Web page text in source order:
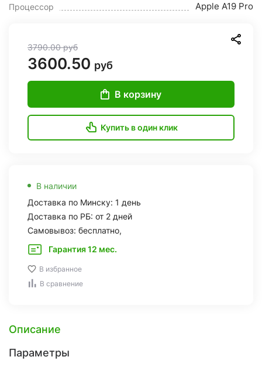
Процессор Apple A19 Pro
3790.00руб
3600.50 руб
В корзину
Купить в один клик
В наличии
Доставка по Минску: 1 день
Доставка по РБ: от 2 дней
Самовывоз: бесплатно,
Гарантия 12 мес.
В избранное
В сравнение
Описание
Параметры